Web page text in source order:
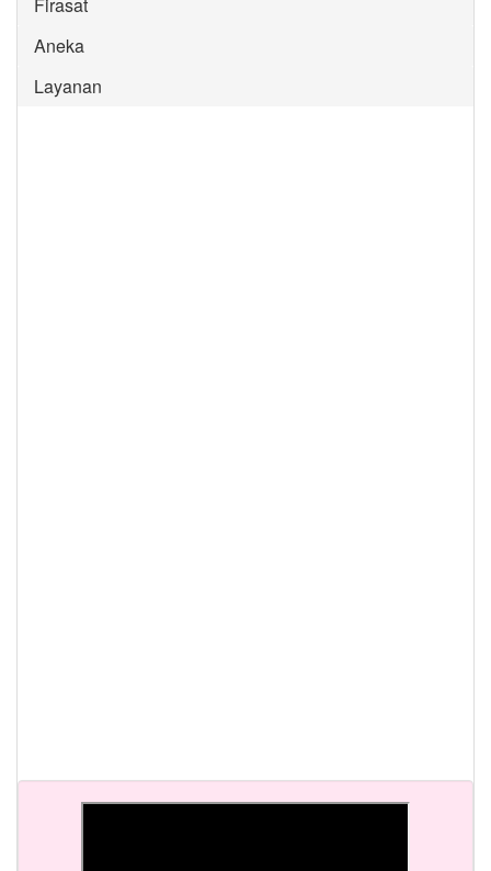
Aneka
Layanan